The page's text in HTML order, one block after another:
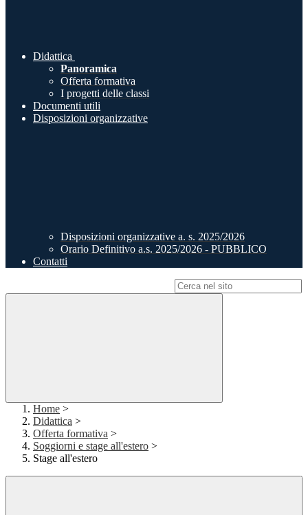
Didattica
Panoramica
Offerta formativa
I progetti delle classi
Documenti utili
Disposizioni organizzative
Disposizioni organizzative a. s. 2025/2026
Orario Definitivo a.s. 2025/2026 - PUBBLICO
Contatti
Home >
Didattica >
Offerta formativa >
Soggiorni e stage all'estero >
Stage all'estero